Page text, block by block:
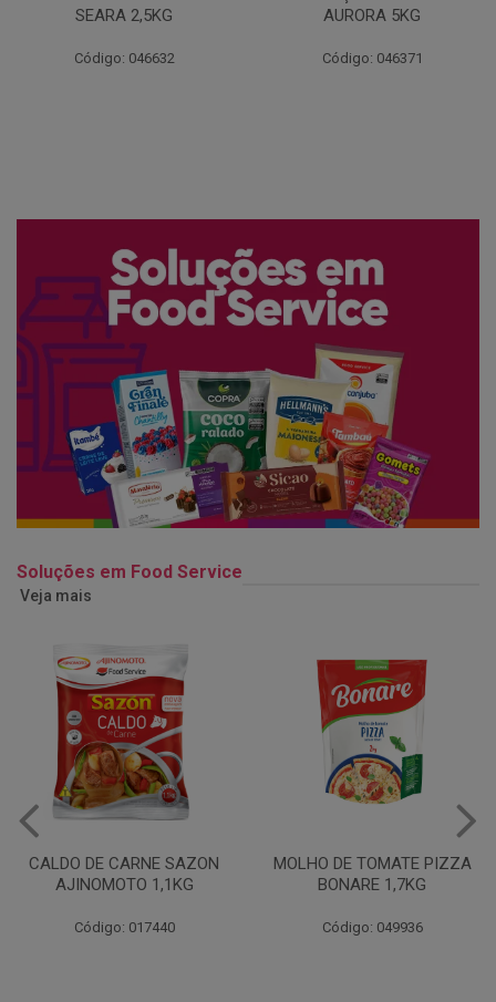
AURORA 5KG
Código: 046371
FATIADO PAKAN 200G
Código: 061522
Soluções em Food Service
Veja mais
MOLHO DE TOMATE PIZZA
BONARE 1,7KG
Código: 049936
MARGARINA USO
PROFISSIONAL 80% CUKIN
Código: 062469